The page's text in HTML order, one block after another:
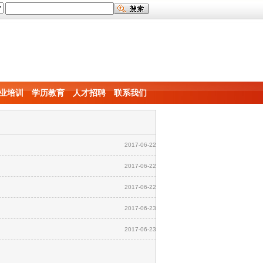
培训 学历教育 人才招聘 联系我们
2017-06-22
2017-06-22
2017-06-22
2017-06-23
2017-06-23